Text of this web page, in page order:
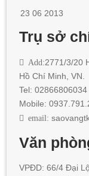
23 06 2013
Trụ sở
Add:2771/3/20
Hồ Chí Minh , VN.
Tel: 02866806034
Mobile:
email:
Văn
VPĐD: 66/4 Đại